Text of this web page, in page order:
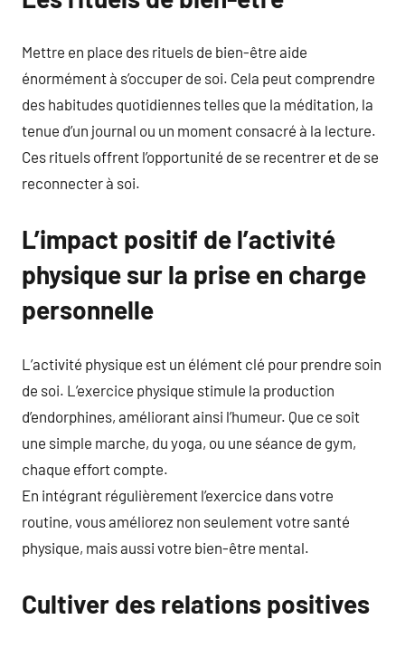
Mettre en place des rituels de bien-être aide
énormément à s’occuper de soi. Cela peut comprendre
des habitudes quotidiennes telles que la méditation, la
tenue d’un journal ou un moment consacré à la lecture.
Ces rituels offrent l’opportunité de se recentrer et de se
reconnecter à soi.
L’impact positif de l’activité
physique sur la prise en charge
personnelle
L’activité physique est un élément clé pour prendre soin
de soi. L’exercice physique stimule la production
d’endorphines, améliorant ainsi l’humeur. Que ce soit
une simple marche, du yoga, ou une séance de gym,
chaque effort compte.
En intégrant régulièrement l’exercice dans votre
routine, vous améliorez non seulement votre santé
physique, mais aussi votre bien-être mental.
Cultiver des relations positives